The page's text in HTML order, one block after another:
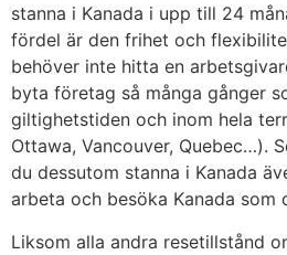
stanna i Kanada i upp till 24
fördel är den frihet och
behöver inte hitta en
byta företag så många gånger
giltighetstiden och inom hela
Ottawa, Vancouver, Quebec…).
du dessutom stanna i Kanada
arbeta och besöka Kanada som
Liksom alla andra resetillstånd